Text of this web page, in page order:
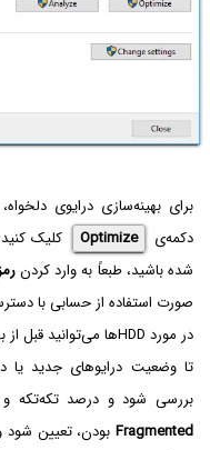
برای بهینه‌سازی درایوی
دکمه‌ی
Optimize
شده باشید، طبعاً به وارد کردن
صورت استفاده از حسابی با
در مورد HDDها می‌توانید قبل از بهینه‌سازی، روی دکمه‌ی
تا وضعیت درایوهای جدید یا
بررسی شود و درصد تکه‌تکه
Fragmentedبودن، تعیین